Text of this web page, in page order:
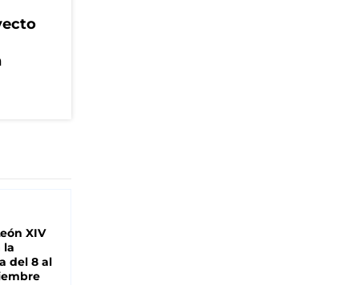
XIV
la
del 8 al